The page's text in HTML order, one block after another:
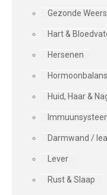
Gezonde
Hart &
Hersenen
Hormoonbalans
Huid, Haar &
Darmwand /
Lever
Rust & Slaap